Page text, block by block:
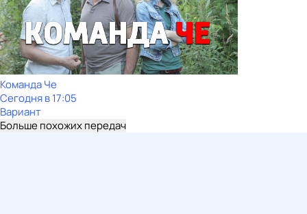
Команда Че
Сегодня в 17:05
Вариант
Больше похожих передач